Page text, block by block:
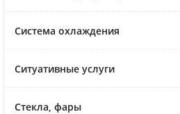
Система охлаждения
Ситуативные услуги
Стекла, фары